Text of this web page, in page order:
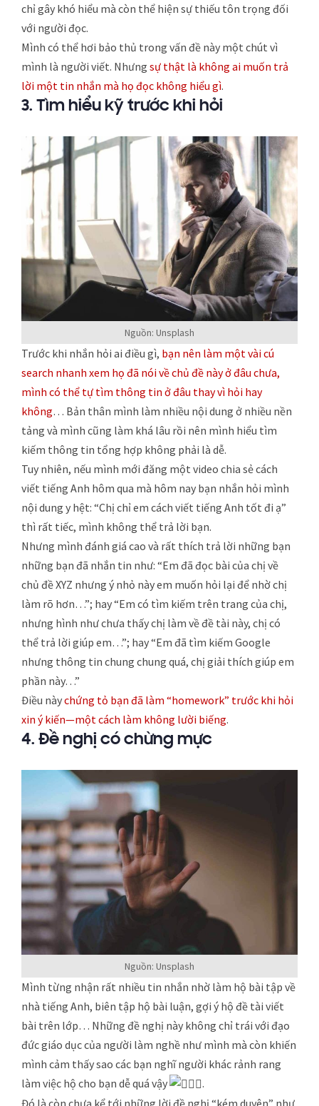
chỉ gây khó hiểu mà còn thể hiện sự thiếu tôn trọng đối
với người đọc.
Mình có thể hơi bảo thủ trong vấn đề này một chút vì
mình là người viết. Nhưng sự thật là không ai muốn trả
lời một tin nhắn mà họ đọc không hiểu gì.
3. Tìm hiểu kỹ trước khi hỏi
Nguồn: Unsplash
Trước khi nhắn hỏi ai điều gì, bạn nên làm một vài cú
search nhanh xem họ đã nói về chủ đề này ở đâu chưa,
mình có thể tự tìm thông tin ở đâu thay vì hỏi hay
không… Bản thân mình làm nhiều nội dung ở nhiều nền
tảng và mình cũng làm khá lâu rồi nên mình hiểu tìm
kiếm thông tin tổng hợp không phải là dễ.
Tuy nhiên, nếu mình mới đăng một video chia sẻ cách
viết tiếng Anh hôm qua mà hôm nay bạn nhắn hỏi mình
nội dung y hệt: “Chị chỉ em cách viết tiếng Anh tốt đi ạ”
thì rất tiếc, mình không thể trả lời bạn.
Nhưng mình đánh giá cao và rất thích trả lời những bạn
những bạn đã nhắn tin như: “Em đã đọc bài của chị về
chủ đề XYZ nhưng ý nhỏ này em muốn hỏi lại để nhờ chị
làm rõ hơn…”; hay “Em có tìm kiếm trên trang của chị,
nhưng hình như chưa thấy chị làm về đề tài này, chị có
thể trả lời giúp em…”; hay “Em đã tìm kiếm Google
nhưng thông tin chung chung quá, chị giải thích giúp em
phần này…”
Điều nàychứng tỏ bạn đã làm “homework” trước khi hỏi
xin ý kiến—một cách làm không lười biếng.
4. Đề nghị có chừng mực
Nguồn: Unsplash
Mình từng nhận rất nhiều tin nhắn nhờ làm hộ bài tập về
nhà tiếng Anh, biên tập hộ bài luận, gợi ý hộ đề tài viết
bài trên lớp… Những đề nghị này không chỉ trái với đạo
đức giáo dục của người làm nghề như mình mà còn khiến
mình cảm thấy sao các bạn nghĩ người khác rảnh rang
làm việc hộ cho bạn dễ quá vậy
.